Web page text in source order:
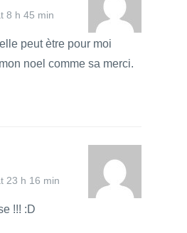
8 h 45 min
peut ètre pour moi
noel comme sa merci.
23 h 16 min
!!! :D